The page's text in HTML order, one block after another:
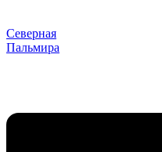
Северная
Пальмира